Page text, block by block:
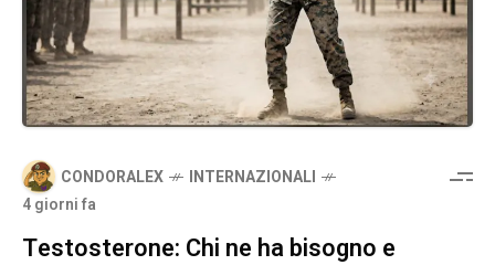
CONDORALEX
INTERNAZIONALI
4 giorni fa
Testosterone: Chi ne ha bisogno e